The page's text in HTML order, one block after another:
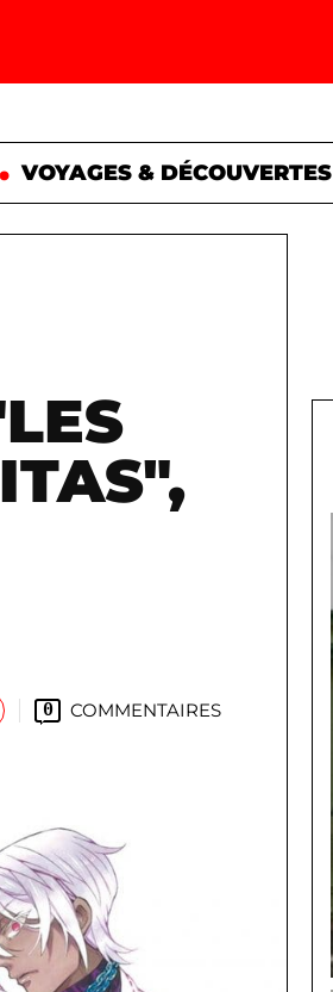
VOYAGES & DÉCOUVERTES
0 COMMENTAIRES